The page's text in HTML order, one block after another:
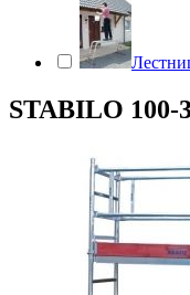
STABILO 100-